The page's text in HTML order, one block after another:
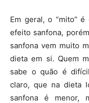
Em geral, o “mito”
efeito sanfona,
sanfona vem muito
dieta em si. Quem
sabe o quão é
claro, que na dieta
sanfona é menor,